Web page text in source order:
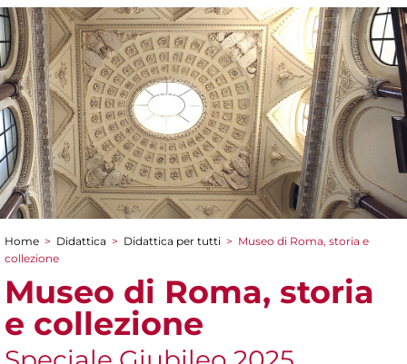
Tu sei qui
Home > Didattica > Didattica per tutti > Museo di Roma, storia e
collezione
Museo di Roma, storia
e collezione